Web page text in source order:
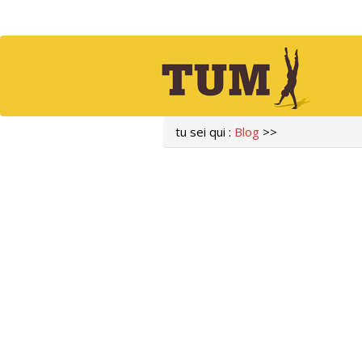
tu sei qui : Blog >>